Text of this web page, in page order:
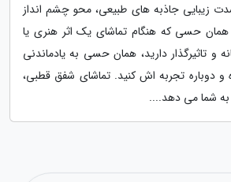
زیبایی جاذبه های طبیعی، محو چشم انداز
حسی که هنگام تماشای یک اثر هنری یا
و تاثیرگذار دارید، همان حسی به یادماندنی
و دوباره تجربه اش کنید. تماشای شفق قطبی،
شما می دهد....